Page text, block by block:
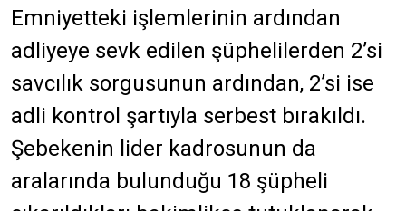
Emniyetteki işlemlerinin ardından
adliyeye sevk edilen şüphelilerden 2’si
savcılık sorgusunun ardından, 2’si ise
adli kontrol şartıyla serbest bırakıldı.
Şebekenin lider kadrosunun da
aralarında bulunduğu 18 şüpheli